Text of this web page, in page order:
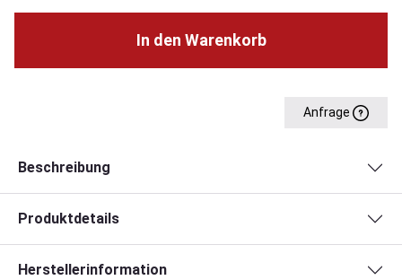
In den Warenkorb
Anfrage
Beschreibung
Produktdetails
Herstellerinformation